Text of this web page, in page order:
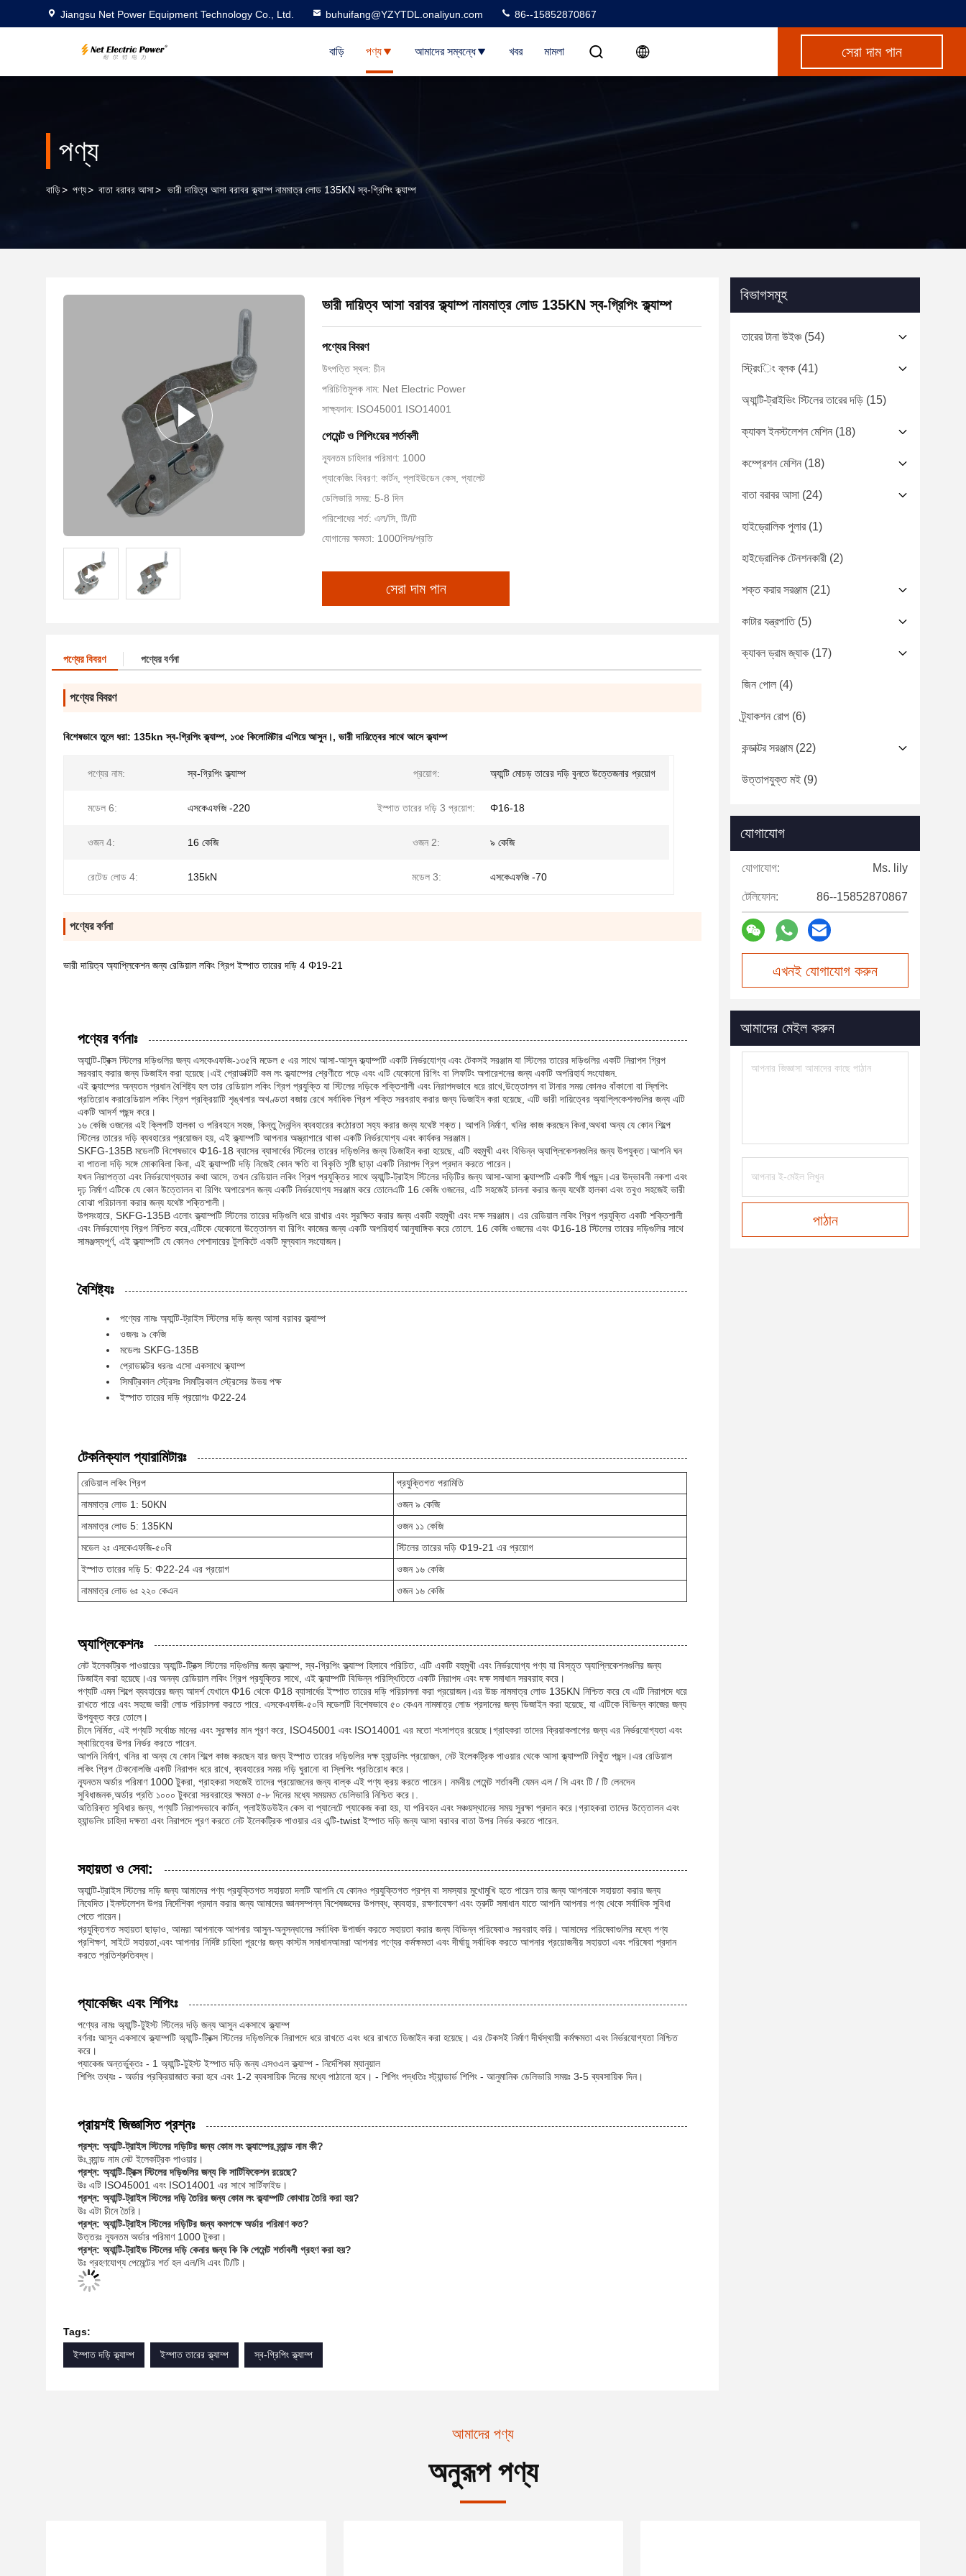
Jiangsu Net Power Equipment Technology Co., Ltd. buhuifang@YZYTDL.onaliyun.com 86--15852870867
বাড়ি পণ্য আমাদের সম্বন্ধে খবর মামলা সেরা দাম পান
পণ্য
বাড়ি> পণ্য> বাতা বরাবর আসা> ভারী দায়িত্ব আসা বরাবর ক্ল্যাম্প নামমাত্র লোড 135KN স্ব-গ্রিপিং ক্ল্যাম্প
ভারী দায়িত্ব আসা বরাবর ক্ল্যাম্প নামমাত্র লোড 135KN স্ব-গ্রিপিং ক্ল্যাম্প
পণ্যের বিবরণ
উৎপত্তি স্থল: চীন
পরিচিতিমুলক নাম: Net Electric Power
সাক্ষ্যদান: ISO45001 ISO14001
পেমেন্ট ও শিপিংয়ের শর্তাবলী
ন্যূনতম চাহিদার পরিমাণ: 1000
প্যাকেজিং বিবরণ: কার্টন, প্লাইউডেন কেস, প্যালেট
ডেলিভারি সময়: 5-8 দিন
পরিশোধের শর্ত: এল/সি, টি/টি
যোগানের ক্ষমতা: 1000পিস/প্রতি
সেরা দাম পান
পণ্যের বিবরণ পণ্যের বর্ণনা
পণ্যের বিবরণ
বিশেষভাবে তুলে ধরা: 135kn স্ব-গ্রিপিং ক্ল্যাম্প, ১৩৫ কিলোমিটার এগিয়ে আসুন।, ভারী দায়িত্বের সাথে আসে ক্ল্যাম্প
পণ্যের নাম: স্ব-গ্রিপিং ক্ল্যাম্প প্রয়োগ: অ্যান্টি মোচড় তারের দড়ি বুনতে উত্তেজনার প্রয়োগ
মডেল 6: এসকেএফজি -220 ইস্পাত তারের দড়ি 3 প্রয়োগ: Φ16-18
ওজন 4: 16 কেজি ওজন 2: ৯ কেজি
রেটেড লোড 4: 135kN মডেল 3: এসকেএফজি -70
পণ্যের বর্ণনা
ভারী দায়িত্ব অ্যাপ্লিকেশন জন্য রেডিয়াল লকিং গ্রিপ ইস্পাত তারের দড়ি 4 Φ19-21
পণ্যের বর্ণনাঃ
অ্যান্টি-ট্রিক্স স্টিলের দড়িগুলির জন্য এসকেএফজি-১৩৫বি মডেল ৫ এর সাথে আসা-আসুন ক্ল্যাম্পটি একটি নির্ভরযোগ্য এবং টেকসই সরঞ্জাম যা স্টিলের তারের দড়িগুলির একটি নিরাপদ গ্রিপ
সরবরাহ করার জন্য ডিজাইন করা হয়েছে।এই প্রোডাক্টটি কম লং ক্ল্যাম্পের শ্রেণীতে পড়ে এবং এটি যেকোনো রিগিং বা লিফটিং অপারেশনের জন্য একটি অপরিহার্য সংযোজন.
এই ক্ল্যাম্পের অন্যতম প্রধান বৈশিষ্ট্য হল তার রেডিয়াল লকিং গ্রিপ প্রযুক্তি যা স্টিলের দড়িকে শক্তিশালী এবং নিরাপদভাবে ধরে রাখে,উত্তোলন বা টানার সময় কোনও বাঁকানো বা স্লিপিং
প্রতিরোধ করারেডিয়াল লকিং গ্রিপ প্রক্রিয়াটি শৃঙ্খলার অখণ্ডতা বজায় রেখে সর্বাধিক গ্রিপ শক্তি সরবরাহ করার জন্য ডিজাইন করা হয়েছে, এটি ভারী দায়িত্বের অ্যাপ্লিকেশনগুলির জন্য এটি
একটি আদর্শ পছন্দ করে।
১৬ কেজি ওজনের এই ক্লিপটি হালকা ও পরিবহনে সহজ, কিন্তু দৈনন্দিন ব্যবহারের কঠোরতা সহ্য করার জন্য যথেষ্ট শক্ত। আপনি নির্মাণ, খনির কাজ করছেন কিনা,অথবা অন্য যে কোন শিল্পে
স্টিলের তারের দড়ি ব্যবহারের প্রয়োজন হয়, এই ক্ল্যাম্পটি আপনার অস্ত্রাগারে থাকা একটি নির্ভরযোগ্য এবং কার্যকর সরঞ্জাম।
SKFG-135B মডেলটি বিশেষভাবে Φ16-18 ব্যাসের ব্যাসার্ধের স্টিলের তারের দড়িগুলির জন্য ডিজাইন করা হয়েছে, এটি বহুমুখী এবং বিভিন্ন অ্যাপ্লিকেশনগুলির জন্য উপযুক্ত।আপনি ঘন
বা পাতলা দড়ি সঙ্গে মোকাবিলা কিনা, এই ক্ল্যাম্পটি দড়ি নিজেই কোন ক্ষতি বা বিকৃতি সৃষ্টি ছাড়া একটি নিরাপদ গ্রিপ প্রদান করতে পারেন।
যখন নিরাপত্তা এবং নির্ভরযোগ্যতার কথা আসে, তখন রেডিয়াল লকিং গ্রিপ প্রযুক্তির সাথে অ্যান্টি-ট্রাইস স্টিলের দড়িটির জন্য আসা-আসা ক্ল্যাম্পটি একটি শীর্ষ পছন্দ।এর উদ্ভাবনী নকশা এবং
দৃঢ় নির্মাণ এটিকে যে কোন উত্তোলন বা রিগিং অপারেশন জন্য একটি নির্ভরযোগ্য সরঞ্জাম করে তোলেএটি 16 কেজি ওজনের, এটি সহজেই চালনা করার জন্য যথেষ্ট হালকা এবং তবুও সহজেই ভারী
বোঝা পরিচালনা করার জন্য যথেষ্ট শক্তিশালী।
উপসংহারে, SKFG-135B এলোং ক্ল্যাম্পটি স্টিলের তারের দড়িগুলি ধরে রাখার এবং সুরক্ষিত করার জন্য একটি বহুমুখী এবং দক্ষ সরঞ্জাম। এর রেডিয়াল লকিং গ্রিপ প্রযুক্তি একটি শক্তিশালী
এবং নির্ভরযোগ্য গ্রিপ নিশ্চিত করে,এটিকে যেকোনো উত্তোলন বা রিগিং কাজের জন্য একটি অপরিহার্য আনুষাঙ্গিক করে তোলে. 16 কেজি ওজনের এবং Φ16-18 স্টিলের তারের দড়িগুলির সাথে
সামঞ্জস্যপূর্ণ, এই ক্ল্যাম্পটি যে কোনও পেশাদারের টুলকিটে একটি মূল্যবান সংযোজন।
বৈশিষ্ট্যঃ
পণ্যের নামঃ অ্যান্টি-ট্রাইস স্টিলের দড়ি জন্য আসা বরাবর ক্ল্যাম্প
ওজনঃ ৯ কেজি
মডেলঃ SKFG-135B
প্রোডাক্টের ধরনঃ এসো একসাথে ক্ল্যাম্প
সিমট্রিকাল স্ট্রেসঃ সিমট্রিকাল স্ট্রেসের উভয় পক্ষ
ইস্পাত তারের দড়ি প্রয়োগঃ Φ22-24
টেকনিক্যাল প্যারামিটারঃ
রেডিয়াল লকিং গ্রিপ
প্রযুক্তিগত পরামিতি
নামমাত্র লোড 1: 50KN
ওজন ৯ কেজি
নামমাত্র লোড 5: 135KN
ওজন ১১ কেজি
মডেল ২ঃ এসকেএফজি-৫০বি
স্টিলের তারের দড়ি Φ19-21 এর প্রয়োগ
ইস্পাত তারের দড়ি 5: Φ22-24 এর প্রয়োগ
ওজন ১৬ কেজি
নামমাত্র লোড ৬ঃ ২২০ কেএন
ওজন ১৬ কেজি
অ্যাপ্লিকেশনঃ
নেট ইলেকট্রিক পাওয়ারের অ্যান্টি-ট্রিক্স স্টিলের দড়িগুলির জন্য ক্ল্যাম্প, স্ব-গ্রিপিং ক্ল্যাম্প হিসাবে পরিচিত, এটি একটি বহুমুখী এবং নির্ভরযোগ্য পণ্য যা বিস্তৃত অ্যাপ্লিকেশনগুলির জন্য
ডিজাইন করা হয়েছে।এর অনন্য রেডিয়াল লকিং গ্রিপ প্রযুক্তির সাথে, এই ক্ল্যাম্পটি বিভিন্ন পরিস্থিতিতে একটি নিরাপদ এবং দক্ষ সমাধান সরবরাহ করে।
পণ্যটি এমন শিল্পে ব্যবহারের জন্য আদর্শ যেখানে Φ16 থেকে Φ18 ব্যাসার্ধের ইস্পাত তারের দড়ি পরিচালনা করা প্রয়োজন।এর উচ্চ নামমাত্র লোড 135KN নিশ্চিত করে যে এটি নিরাপদে ধরে
রাখতে পারে এবং সহজে ভারী লোড পরিচালনা করতে পারে. এসকেএফজি-৫০বি মডেলটি বিশেষভাবে ৫০ কেএন নামমাত্র লোড প্রদানের জন্য ডিজাইন করা হয়েছে, যা এটিকে বিভিন্ন কাজের জন্য
উপযুক্ত করে তোলে।
চীনে নির্মিত, এই পণ্যটি সর্বোচ্চ মানের এবং সুরক্ষার মান পূরণ করে, ISO45001 এবং ISO14001 এর মতো শংসাপত্র রয়েছে।গ্রাহকরা তাদের ক্রিয়াকলাপের জন্য এর নির্ভরযোগ্যতা এবং
স্থায়িত্বের উপর নির্ভর করতে পারেন.
আপনি নির্মাণ, খনির বা অন্য যে কোন শিল্পে কাজ করছেন যার জন্য ইস্পাত তারের দড়িগুলির দক্ষ হ্যান্ডলিং প্রয়োজন, নেট ইলেকট্রিক পাওয়ার থেকে আসা ক্ল্যাম্পটি নিখুঁত পছন্দ।এর রেডিয়াল
লকিং গ্রিপ টেকনোলজি একটি নিরাপদ ধরে রাখে, ব্যবহারের সময় দড়ি ঘুরানো বা স্লিপিং প্রতিরোধ করে।
ন্যূনতম অর্ডার পরিমাণ 1000 টুকরা, গ্রাহকরা সহজেই তাদের প্রয়োজনের জন্য বাল্ক এই পণ্য ক্রয় করতে পারেন। নমনীয় পেমেন্ট শর্তাবলী যেমন এল / সি এবং টি / টি লেনদেন
সুবিধাজনক,অর্ডার প্রতি ১০০০ টুকরো সরবরাহের ক্ষমতা ৫-৮ দিনের মধ্যে সময়মত ডেলিভারি নিশ্চিত করে।.
অতিরিক্ত সুবিধার জন্য, পণ্যটি নিরাপদভাবে কার্টন, প্লাইউডউইন কেস বা প্যালেটে প্যাকেজ করা হয়, যা পরিবহন এবং সঞ্চয়স্থানের সময় সুরক্ষা প্রদান করে।গ্রাহকরা তাদের উত্তোলন এবং
হ্যান্ডলিং চাহিদা দক্ষতা এবং নিরাপদে পূরণ করতে নেট ইলেকট্রিক পাওয়ার এর এন্টি-twist ইস্পাত দড়ি জন্য আসা বরাবর বাতা উপর নির্ভর করতে পারেন.
সহায়তা ও সেবা:
অ্যান্টি-ট্রাইস স্টিলের দড়ি জন্য আমাদের পণ্য প্রযুক্তিগত সহায়তা দলটি আপনি যে কোনও প্রযুক্তিগত প্রশ্ন বা সমস্যার মুখোমুখি হতে পারেন তার জন্য আপনাকে সহায়তা করার জন্য
নিবেদিত।ইনস্টলেশন উপর নির্দেশিকা প্রদান করার জন্য আমাদের জ্ঞানসম্পন্ন বিশেষজ্ঞদের উপলব্ধ, ব্যবহার, রক্ষণাবেক্ষণ এবং ত্রুটি সমাধান যাতে আপনি আপনার পণ্য থেকে সর্বাধিক সুবিধা
পেতে পারেন।
প্রযুক্তিগত সহায়তা ছাড়াও, আমরা আপনাকে আপনার আসুন-অনুসন্ধানের সর্বাধিক উপার্জন করতে সহায়তা করার জন্য বিভিন্ন পরিষেবাও সরবরাহ করি। আমাদের পরিষেবাগুলির মধ্যে পণ্য
প্রশিক্ষণ, সাইটে সহায়তা,এবং আপনার নির্দিষ্ট চাহিদা পূরণের জন্য কাস্টম সমাধানআমরা আপনার পণ্যের কর্মক্ষমতা এবং দীর্ঘায়ু সর্বাধিক করতে আপনার প্রয়োজনীয় সহায়তা এবং পরিষেবা প্রদান
করতে প্রতিশ্রুতিবদ্ধ।
প্যাকেজিং এবং শিপিংঃ
পণ্যের নামঃ অ্যান্টি-টুইস্ট স্টিলের দড়ি জন্য আসুন একসাথে ক্ল্যাম্প
বর্ণনাঃ আসুন একসাথে ক্ল্যাম্পটি অ্যান্টি-ট্রিক্স স্টিলের দড়িগুলিকে নিরাপদে ধরে রাখতে এবং ধরে রাখতে ডিজাইন করা হয়েছে। এর টেকসই নির্মাণ দীর্ঘস্থায়ী কর্মক্ষমতা এবং নির্ভরযোগ্যতা নিশ্চিত
করে।
প্যাকেজ অন্তর্ভুক্তঃ - 1 অ্যান্টি-টুইস্ট ইস্পাত দড়ি জন্য এসওএল ক্ল্যাম্প - নির্দেশিকা ম্যানুয়াল
শিপিং তথ্যঃ - অর্ডার প্রক্রিয়াজাত করা হবে এবং 1-2 ব্যবসায়িক দিনের মধ্যে পাঠানো হবে। - শিপিং পদ্ধতিঃ স্ট্যান্ডার্ড শিপিং - আনুমানিক ডেলিভারি সময়ঃ 3-5 ব্যবসায়িক দিন।
প্রায়শই জিজ্ঞাসিত প্রশ্নঃ
প্রশ্ন: অ্যান্টি-ট্রাইস স্টিলের দড়িটির জন্য কোম লং ক্ল্যাম্পের ব্র্যান্ড নাম কী?
উঃ ব্র্যান্ড নাম নেট ইলেকট্রিক পাওয়ার।
প্রশ্ন: অ্যান্টি-ট্রিক্স স্টিলের দড়িগুলির জন্য কি সার্টিফিকেশন রয়েছে?
উঃ এটি ISO45001 এবং ISO14001 এর সাথে সার্টিফাইড।
প্রশ্ন: অ্যান্টি-ট্রাইস স্টিলের দড়ি তৈরির জন্য কোম লং ক্ল্যাম্পটি কোথায় তৈরি করা হয়?
উঃ এটা চীনে তৈরি।
প্রশ্ন: অ্যান্টি-ট্রাইস স্টিলের দড়িটির জন্য কমপক্ষে অর্ডার পরিমাণ কত?
উত্তরঃ ন্যূনতম অর্ডার পরিমাণ 1000 টুকরা।
প্রশ্ন: অ্যান্টি-ট্রাইভ স্টিলের দড়ি কেনার জন্য কি কি পেমেন্ট শর্তাবলী গ্রহণ করা হয়?
উঃ গ্রহণযোগ্য পেমেন্টের শর্ত হল এল/সি এবং টি/টি।
ইস্পাত দড়ি ক্ল্যাম্প
ইস্পাত তারের ক্ল্যাম্প স্ব-গ্রিপিং ক্ল্যাম্প
বিভাগসমূহ
তারের টানা উইঞ্চ (54)
স্ট্রিংিং ব্লক (41)
অ্যান্টি-ট্রাইভিং স্টিলের তারের দড়ি (15)
ক্যাবল ইনস্টলেশন মেশিন (18)
কম্প্রেশন মেশিন (18)
বাতা বরাবর আসা (24)
হাইড্রোলিক পুলার(1)
হাইড্রোলিক টেনশনকারী (2)
শক্ত করার সরঞ্জাম(21)
কাটার যন্ত্রপাতি(5)
ক্যাবল ড্রাম জ্যাক (17)
জিন পোল (4)
ট্র্যাকশন রোপ (6)
কন্ডাক্টর সরঞ্জাম(22)
উত্তাপযুক্ত মই (9)
যোগাযোগ
যোগাযোগ: Ms. lily
টেলিফোন: 86--15852870867
এখনই যোগাযোগ করুন
আমাদের মেইল করুন
পাঠান
অনুরূপ পণ্য